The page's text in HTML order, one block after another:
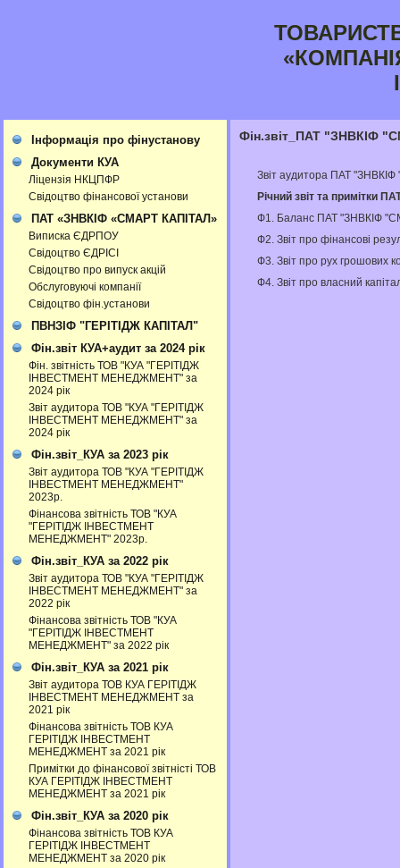
Інформація про фінустанову
Документи КУА
Ліцензія НКЦПФР
Свідоцтво фінансової установи
ПАТ «ЗНВКІФ «СМАРТ КАПІТАЛ»
Виписка ЄДРПОУ
Свідоцтво ЄДРІСІ
Свідоцтво про випуск акцій
Обслуговуючі компанії
Свідоцтво фін.установи
ПВНЗІФ "ГЕРІТІДЖ КАПІТАЛ"
Фін.звіт КУА+аудит за 2024 рік
Фін. звітність ТОВ "КУА "ГЕРІТІДЖ
ІНВЕСТМЕНТ МЕНЕДЖМЕНТ" за
2024 рік
Звіт аудитора ТОВ "КУА "ГЕРІТІДЖ
ІНВЕСТМЕНТ МЕНЕДЖМЕНТ" за
2024 рік
Фін.звіт_КУА за 2023 рік
Звіт аудитора ТОВ "КУА "ГЕРІТІДЖ
ІНВЕСТМЕНТ МЕНЕДЖМЕНТ"
2023р.
Фінансова звітність ТОВ "КУА
"ГЕРІТІДЖ ІНВЕСТМЕНТ
МЕНЕДЖМЕНТ" 2023р.
Фін.звіт_КУА за 2022 рік
Звіт аудитора ТОВ "КУА "ГЕРІТІДЖ
ІНВЕСТМЕНТ МЕНЕДЖМЕНТ" за
2022 рік
Фінансова звітність ТОВ "КУА
"ГЕРІТІДЖ ІНВЕСТМЕНТ
МЕНЕДЖМЕНТ" за 2022 рік
Фін.звіт_КУА за 2021 рік
Звіт аудитора ТОВ КУА ГЕРІТІДЖ
ІНВЕСТМЕНТ МЕНЕДЖМЕНТ за
2021 рік
Фінансова звітність ТОВ КУА
ГЕРІТІДЖ ІНВЕСТМЕНТ
МЕНЕДЖМЕНТ за 2021 рік
Примітки до фінансової звітністі ТОВ
КУА ГЕРІТІДЖ ІНВЕСТМЕНТ
МЕНЕДЖМЕНТ за 2021 рік
Фін.звіт_КУА за 2020 рік
Фінансова звітність ТОВ КУА
ГЕРІТІДЖ ІНВЕСТМЕНТ
МЕНЕДЖМЕНТ за 2020 рік
Фін.звіт_ПАТ "ЗНВКІФ
Звіт аудитора ПАТ
Річний звіт та примітки
Ф1. Баланс ПАТ "ЗНВКІФ
Ф2. Звіт про фінансові
Ф3. Звiт про рух грошових
Ф4. Звіт про власний